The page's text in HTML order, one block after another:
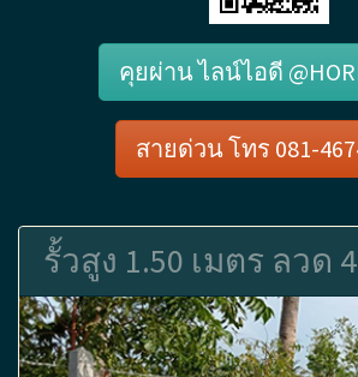
คุยผ่าน ไลน์ไอดี
สายด่วน โทร 081-
รั้วสูง 1.50 เมตร ลวด